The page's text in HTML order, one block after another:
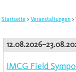
Startseite Veranstaltungen
IMCG Field